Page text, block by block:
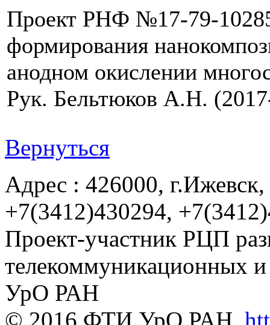
Проект РНФ №17-79-10285
формирования
анодном окислении
Рук. Бельтюков А.Н.
Вернуться
Адрес : 426000,
+7(3412)430294,
Проект-участник РЦП
телекоммуникационных
УрО РАН